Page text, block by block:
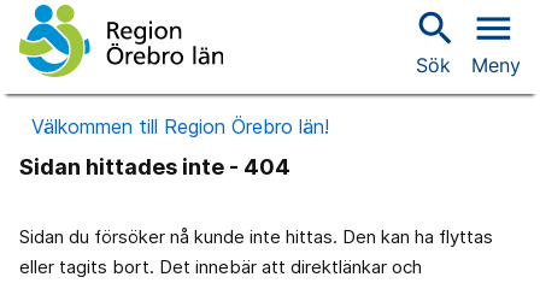
search
Sök
menu
Meny
Välkommen till Region Örebro län!
Sidan hittades inte - 404
Sidan du försöker nå kunde inte hittas. Den kan ha flyttas
eller tagits bort. Det innebär att direktlänkar och